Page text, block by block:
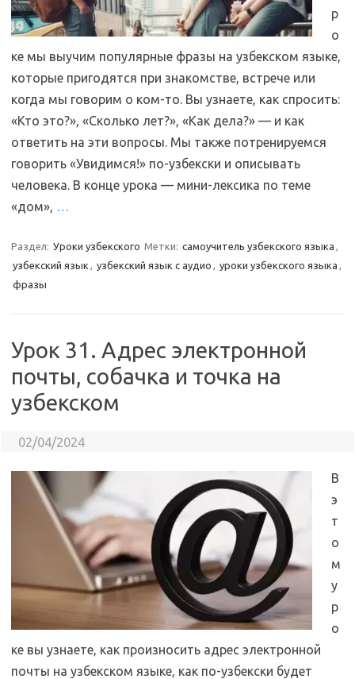
р
о
ке мы выучим популярные фразы на узбекском языке,
которые пригодятся при знакомстве, встрече или
когда мы говорим о ком-то. Вы узнаете, как спросить:
«Кто это?», «Сколько лет?», «Как дела?» — и как
ответить на эти вопросы. Мы также потренируемся
говорить «Увидимся!» по-узбекски и описывать
человека. В конце урока — мини-лексика по теме
«дом», …
Раздел: Уроки узбекского Метки: самоучитель узбекского языка ,
узбекский язык , узбекский язык с аудио , уроки узбекского языка ,
фразы
Урок 31. Адрес электронной
почты, собачка и точка на
узбекском
02/04/2024
В
э
т
о
м
у
р
о
ке вы узнаете, как произносить адрес электронной
почты на узбекском языке, как по-узбекски будет